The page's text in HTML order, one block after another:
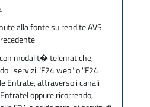
alla fonte su rendite AVS
modalit� telematiche,
i servizi "F24 web" o "F24
Entrate, attraverso i canali
oppure ricorrendo,